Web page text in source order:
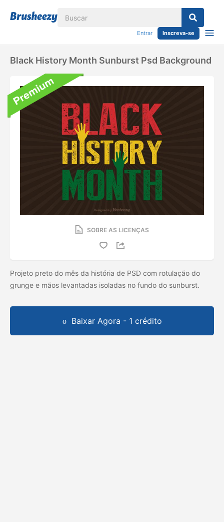
Entrar Inscreva-se
Black History Month Sunburst Psd Background
SOBRE AS LICENÇAS
Projeto preto do mês da história de PSD com rotulação do
grunge e mãos levantadas isoladas no fundo do sunburst.
Baixar Agora - 1 crédito